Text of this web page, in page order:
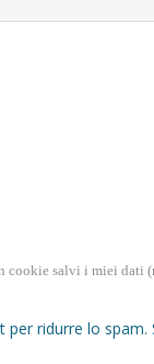
cookie salvi i miei dati
per ridurre lo spam.